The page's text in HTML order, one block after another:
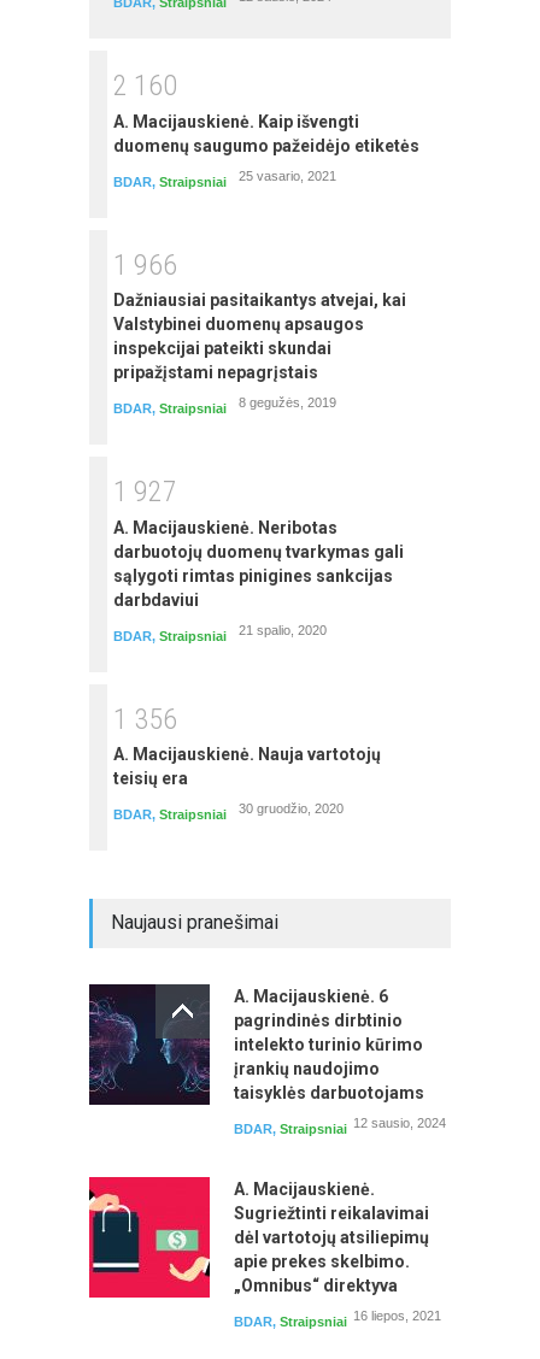
BDAR, Straipsniai
2 1 60
A. Macijauskienė. Kaip išvengti
duomenų saugumo pažeidėjo etiketės
BDAR, Straipsniai 25 vasario, 2021
1 966
Dažniausiai pasitaikantys atvejai, kai
Valstybinei duomenų apsaugos
inspekcijai pateikti skundai
pripažįstami nepagrįstais
BDAR, Straipsniai 8 gegužės, 2019
1 927
A. Macijauskienė. Neribotas
darbuotojų duomenų tvarkymas gali
sąlygoti rimtas pinigines sankcijas
darbdaviui
BDAR, Straipsniai 21 spalio, 2020
1 356
A. Macijauskienė. Nauja vartotojų
teisių era
BDAR, Straipsniai 30 gruodžio, 2020
Naujausi pranešimai
A. Macijauskienė. 6
pagrindinės dirbtinio
intelekto turinio kūrimo
įrankių naudojimo
taisyklės darbuotojams
BDAR, Straipsniai 12 sausio, 2024
A. Macijauskienė.
Sugriežtinti reikalavimai
dėl vartotojų atsiliepimų
apie prekes skelbimo.
„Omnibus“ direktyva
BDAR, Straipsniai 16 liepos, 2021
MS Word mokymai
Ūkininko ūkio veiklos buhalterinė
apskaita dvejybine sistema ir mokesčiai
pradedantiesiems (savarankiški
Darbo užmokesčio viešajame sektoriuje
skaičiavimas, apskaita ir pakeitimai
ir pusiausvyros išlaikymas
Seminarą veda: Aistė Mažeikienė